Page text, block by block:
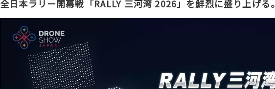
全日本ラリー開幕戦「RALLY 三河湾 2026」を鮮烈に盛り上げる。